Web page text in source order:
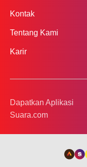
Kontak
Tentang Kami
Karir
Dapatkan Aplikasi
Suara.com